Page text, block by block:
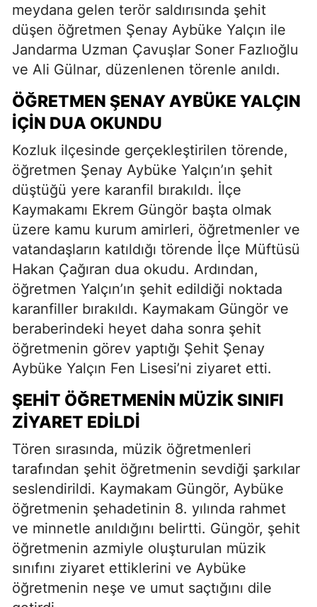
meydana gelen terör saldırısında şehit
düşen öğretmen Şenay Aybüke Yalçın ile
Jandarma Uzman Çavuşlar Soner Fazlıoğlu
ve Ali Gülnar, düzenlenen törenle anıldı.
ÖĞRETMEN ŞENAY AYBÜKE YALÇIN
İÇIN DUA OKUNDU
Kozluk ilçesinde gerçekleştirilen törende,
öğretmen Şenay Aybüke Yalçın’ın şehit
düştüğü yere karanfil bırakıldı. İlçe
Kaymakamı Ekrem Güngör başta olmak
üzere kamu kurum amirleri, öğretmenler ve
vatandaşların katıldığı törende İlçe Müftüsü
Hakan Çağıran dua okudu. Ardından,
öğretmen Yalçın’ın şehit edildiği noktada
karanfiller bırakıldı. Kaymakam Güngör ve
beraberindeki heyet daha sonra şehit
öğretmenin görev yaptığı Şehit Şenay
Aybüke Yalçın Fen Lisesi’ni ziyaret etti.
ŞEHIT ÖĞRETMENIN MÜZIK SINIFI
ZIYARET EDILDI
Tören sırasında, müzik öğretmenleri
tarafından şehit öğretmenin sevdiği şarkılar
seslendirildi. Kaymakam Güngör, Aybüke
öğretmenin şehadetinin 8. yılında rahmet
ve minnetle anıldığını belirtti. Güngör, şehit
öğretmenin azmiyle oluşturulan müzik
sınıfını ziyaret ettiklerini ve Aybüke
öğretmenin neşe ve umut saçtığını dile